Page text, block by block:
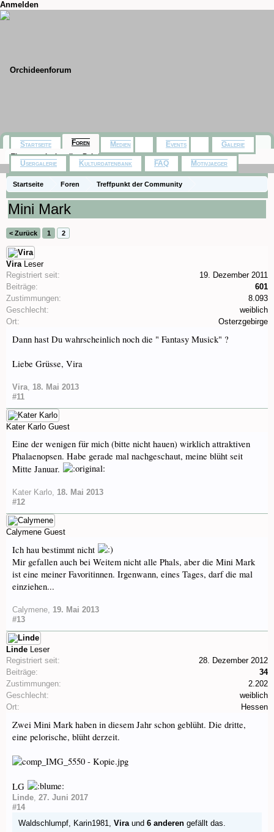
Anmelden
Startseite Foren
Treffpunkt der Community
Orchideenfotos (Phalaenopsis)
Mini Mark
< Zurück 1 2
Vira Leser
Registriert seit:
19. Dezember 2011
Beiträge:
601
Zustimmungen:
8.093
Geschlecht:
weiblich
Ort:
Osterzgebirge
Dann hast Du wahrscheinlich noch die " Fantasy Musick" ?
Liebe Grüsse, Vira
Vira, 18. Mai 2013
#11
Kater Karlo Guest
Eine der wenigen für mich (bitte nicht hauen) wirklich attraktiven
Phalaenopsen. Habe gerade mal nachgeschaut, meine blüht seit
Mitte Januar.
Kater Karlo, 18. Mai 2013
#12
Calymene Guest
Ich hau bestimmt nicht
Mir gefallen auch bei Weitem nicht alle Phals, aber die Mini Mark
ist eine meiner Favoritinnen. Irgenwann, eines Tages, darf die mal
einziehen...
Calymene, 19. Mai 2013
#13
Linde Leser
Registriert seit:
28. Dezember 2012
Beiträge:
34
Zustimmungen:
2.202
Geschlecht:
weiblich
Ort:
Hessen
Zwei Mini Mark haben in diesem Jahr schon geblüht. Die dritte,
eine pelorische, blüht derzeit.
LG
Linde, 27. Juni 2017
#14
Waldschlumpf, Karin1981, Viraund 6 anderen gefällt das.
Startseite Foren
Themen mit aktuellen Beiträgen
Medien Events Galerie
Usergalerie Kulturdatenbank FAQ Motivjaeger